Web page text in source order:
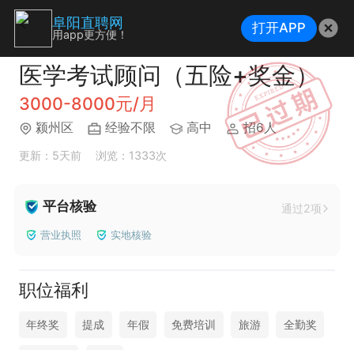
医学考试顾问（五险+奖金）
3000-8000元/月
颍州区 经验不限 高中 招6人
更新：5天前 浏览：1333次
平台核验 通过2项
营业执照 实地核验
职位福利
年终奖 提成 年假 免费培训 旅游 全勤奖
阜阳直聘网
用app更方便！ 打开APP